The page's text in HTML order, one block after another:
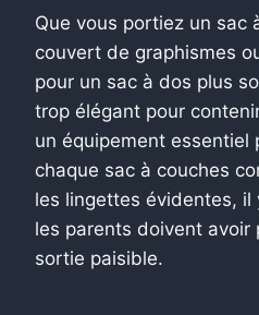
Que vous portiez un sac
couvert de graphismes
pour un sac à dos plus
trop élégant pour
un équipement essentiel
chaque sac à couches
les lingettes évidentes, il
les parents doivent avoir
sortie paisible.